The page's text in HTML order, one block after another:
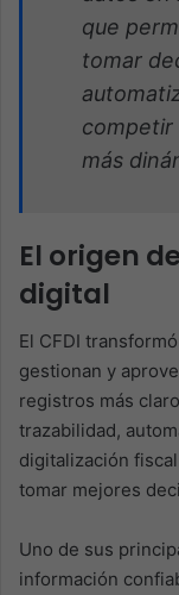
que
tomar
competir
más
El origen
digital
El CFDI
gestionan y
registros más
trazabilidad,
digitalización
tomar mejores
Uno de sus
información